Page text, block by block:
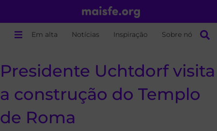
Em alta Notícias Inspiração Sobre nós
Presidente Uchtdorf visita
a construção do Templo
de Roma